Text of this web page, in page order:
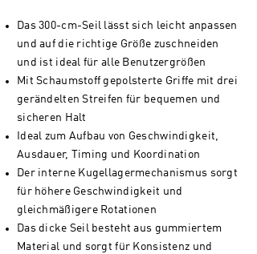
Das 300-cm-Seil lässt sich leicht anpassen
und auf die richtige Größe zuschneiden
und ist ideal für alle Benutzergrößen
Mit Schaumstoff gepolsterte Griffe mit drei
gerändelten Streifen für bequemen und
sicheren Halt
Ideal zum Aufbau von Geschwindigkeit,
Ausdauer, Timing und Koordination
Der interne Kugellagermechanismus sorgt
für höhere Geschwindigkeit und
gleichmäßigere Rotationen
Das dicke Seil besteht aus gummiertem
Material und sorgt für Konsistenz und